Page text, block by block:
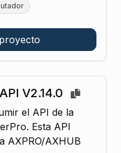
V2.14.0
el API de la
Esta API
AXPRO/AXHUB